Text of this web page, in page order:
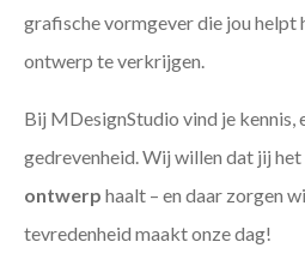
grafische vormgever die jou helpt
ontwerp te verkrijgen.
Bij MDesignStudio vind je kennis,
gedrevenheid. Wij willen dat jij
ontwerp haalt – en daar zorgen
tevredenheid maakt onze dag!